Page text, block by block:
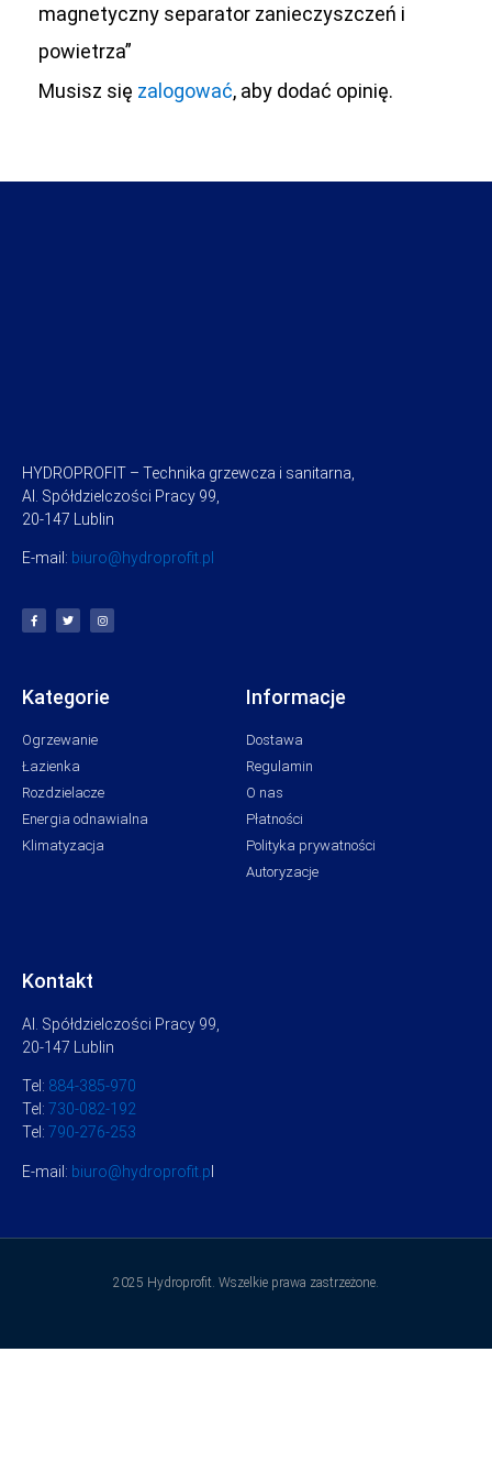
magnetyczny separator zanieczyszczeń i
powietrza”
Musisz się zalogować, aby dodać opinię.
HYDROPROFIT – Technika grzewcza i sanitarna,
Al. Spółdzielczości Pracy 99,
20-147 Lublin
E-mail: biuro@hydroprofit.pl
Kategorie
Ogrzewanie
Łazienka
Rozdzielacze
Energia odnawialna
Klimatyzacja
Informacje
Dostawa
Regulamin
O nas
Płatności
Polityka prywatności
Autoryzacje
Kontakt
Al. Spółdzielczości Pracy 99,
20-147 Lublin
Tel: 884-385-970
Tel: 730-082-192
Tel: 790-276-253
E-mail: biuro@hydroprofit.pl
2025 Hydroprofit. Wszelkie prawa zastrzeżone.